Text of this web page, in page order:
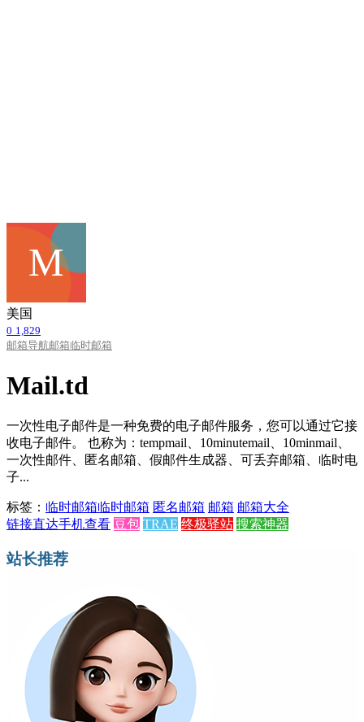
美国
0 1,829
邮箱导航邮箱临时邮箱
Mail.td
一次性电子邮件是一种免费的电子邮件服务，您可以通过它接
收电子邮件。 也称为：tempmail、10minutemail、10minmail、
一次性邮件、匿名邮箱、假邮件生成器、可丢弃邮箱、临时电
子...
标签： 临时邮箱临时邮箱 匿名邮箱 邮箱 邮箱大全
链接直达手机查看 豆包 TRAE 终极驿站 搜索神器
站长推荐